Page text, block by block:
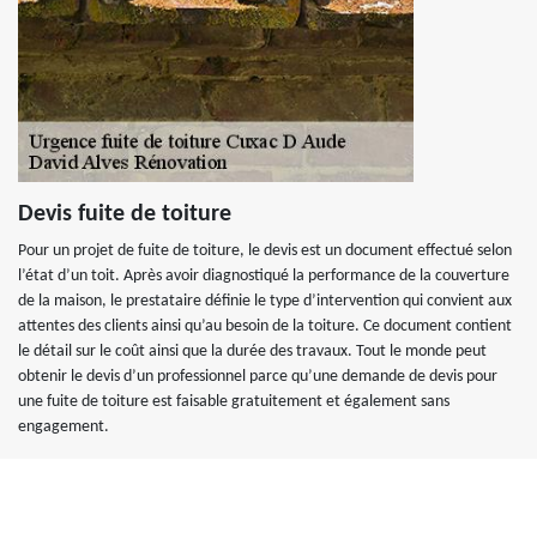
Devis fuite de toiture
Pour un projet de fuite de toiture, le devis est un document effectué selon
l’état d’un toit. Après avoir diagnostiqué la performance de la couverture
de la maison, le prestataire définie le type d’intervention qui convient aux
attentes des clients ainsi qu’au besoin de la toiture. Ce document contient
le détail sur le coût ainsi que la durée des travaux. Tout le monde peut
obtenir le devis d’un professionnel parce qu’une demande de devis pour
une fuite de toiture est faisable gratuitement et également sans
engagement.